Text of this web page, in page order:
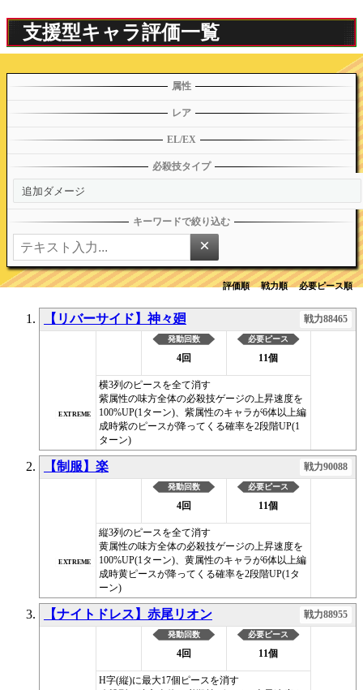
支援型キャラ評価一覧
×
評価順 戦力順 必要ピース順
【リバーサイド】神々廻 戦力88465
EXTREME
発動回数
4回
必要ピース
11個
横3列のピースを全て消す
紫属性の味方全体の必殺技ゲージの上昇速度を
100%UP(1ターン)、紫属性のキャラが6体以上編
成時紫のピースが降ってくる確率を2段階UP(1
ターン)
【制服】楽 戦力90088
EXTREME
発動回数
4回
必要ピース
11個
縦3列のピースを全て消す
黄属性の味方全体の必殺技ゲージの上昇速度を
100%UP(1ターン)、黄属性のキャラが6体以上編
成時黄ピースが降ってくる確率を2段階UP(1タ
ーン)
【ナイトドレス】赤尾リオン 戦力88955
発動回数
4回
必要ピース
11個
H字(縦)に最大17個ピースを消す